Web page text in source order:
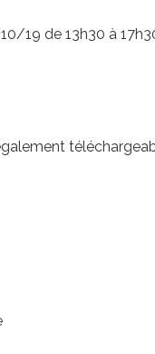
19 de 13h30 à